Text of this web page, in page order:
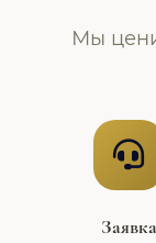
Мы
Заявка